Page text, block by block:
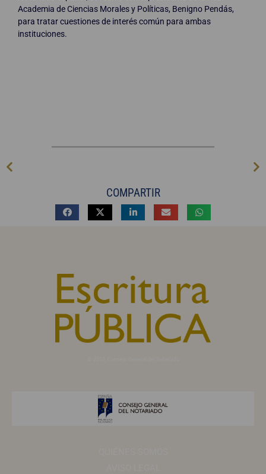
Academia de Ciencias Morales y Políticas, Benigno Pendás,
para tratar cuestiones de interés común para ambas
instituciones.
COMPARTIR